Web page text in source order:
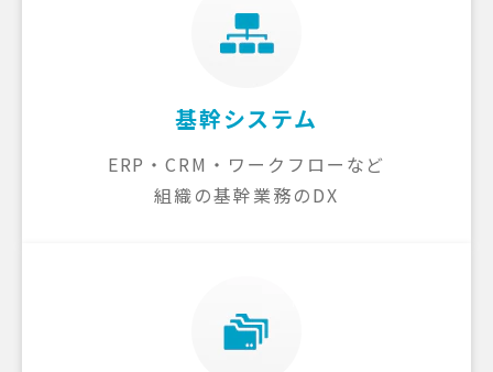
基幹システム
ERP・CRM・ワークフローなど
組織の基幹業務のDX